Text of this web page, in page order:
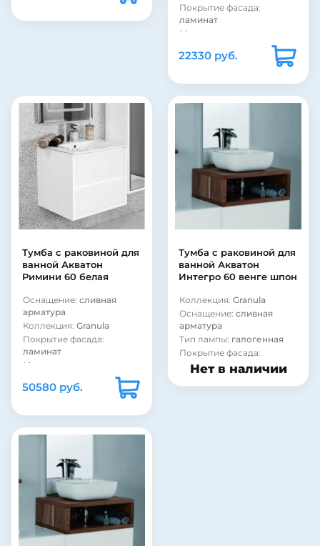
Покрытие фасада:
ламинат
Материал корпуса:
22330 руб.
Тумба с раковиной для
ванной Акватон
Римини 60 белая
Оснащение: сливная
арматура
Коллекция: Granula
Покрытие фасада:
ламинат
Материал корпуса:
50580 руб.
Тумба с раковиной для
ванной Акватон
Интегро 60 венге шпон
Коллекция: Granula
Оснащение: сливная
арматура
Тип лампы: галогенная
Покрытие фасада:
ламинат
Нет в наличии